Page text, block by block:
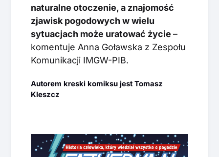
naturalne otoczenie, a znajomość
zjawisk pogodowych w wielu
sytuacjach może uratować życie –
komentuje Anna Goławska z Zespołu
Komunikacji IMGW-PIB.
Autorem kreski komiksu jest Tomasz
Kleszcz